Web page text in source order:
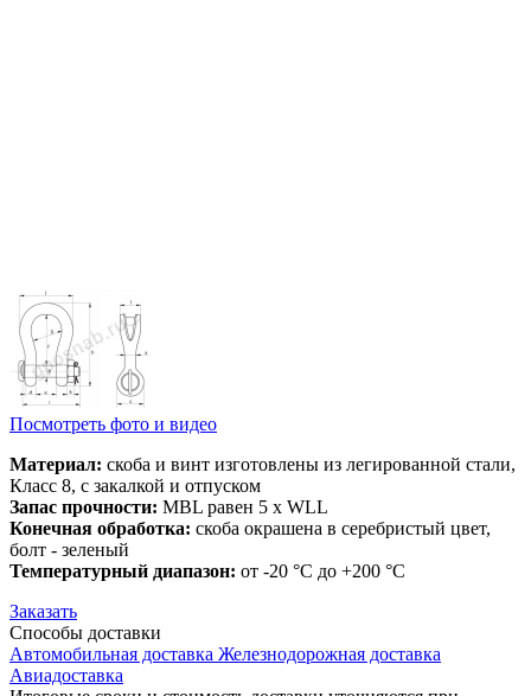
Посмотреть фото и видео
Материал: скоба и винт изготовлены из легированной стали,
Класс 8, с закалкой и отпуском
Запас прочности: MBL равен 5 x WLL
Конечная обработка: скоба окрашена в серебристый цвет,
болт - зеленый
Температурный диапазон: от -20 °C до +200 °C
Заказать
Способы доставки
Автомобильная доставка Железнодорожная доставка
Авиадоставка